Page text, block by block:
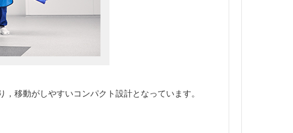
移動がしやすいコンパクト設計となっています。